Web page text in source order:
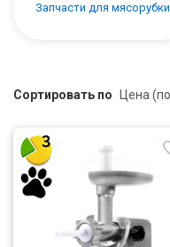
Запчасти для мясорубки
Сортировать по